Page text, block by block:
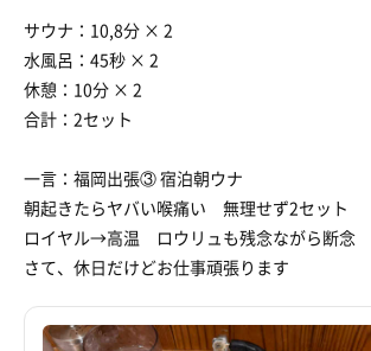
サウナ：10,8分 × 2
水風呂：45秒 × 2
休憩：10分 × 2
合計：2セット
一言：福岡出張③ 宿泊朝ウナ
朝起きたらヤバい喉痛い 無理せず2セット
ロイヤル→高温 ロウリュも残念ながら断念
さて、休日だけどお仕事頑張ります